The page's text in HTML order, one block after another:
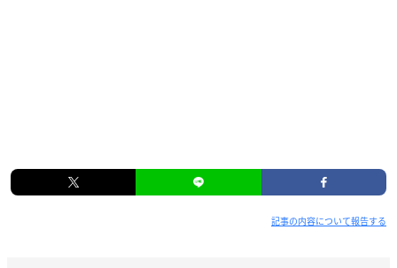
記事の内容について報告する